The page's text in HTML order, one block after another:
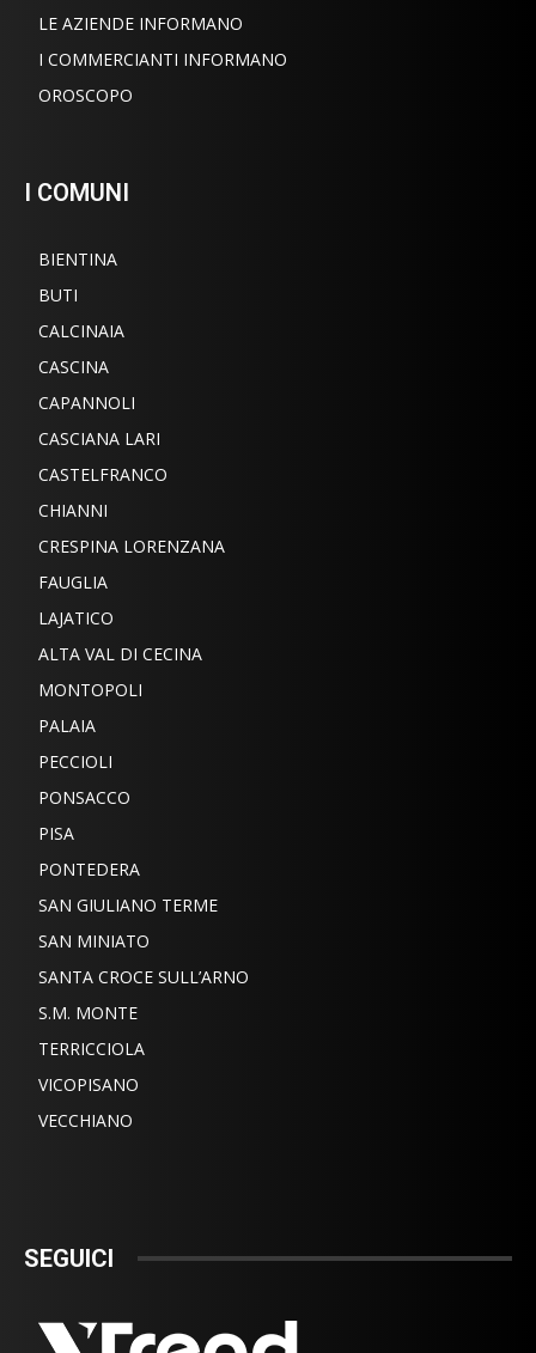
LE AZIENDE INFORMANO
I COMMERCIANTI INFORMANO
OROSCOPO
I COMUNI
BIENTINA
BUTI
CALCINAIA
CASCINA
CAPANNOLI
CASCIANA LARI
CASTELFRANCO
CHIANNI
CRESPINA LORENZANA
FAUGLIA
LAJATICO
ALTA VAL DI CECINA
MONTOPOLI
PALAIA
PECCIOLI
PONSACCO
PISA
PONTEDERA
SAN GIULIANO TERME
SAN MINIATO
SANTA CROCE SULL’ARNO
S.M. MONTE
TERRICCIOLA
VICOPISANO
VECCHIANO
SEGUICI